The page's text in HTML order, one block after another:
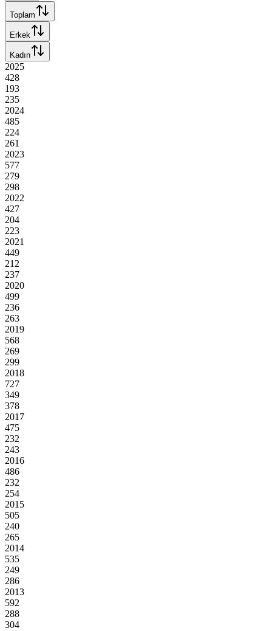
Toplam
Erkek
Kadın
2025
428
193
235
2024
485
224
261
2023
577
279
298
2022
427
204
223
2021
449
212
237
2020
499
236
263
2019
568
269
299
2018
727
349
378
2017
475
232
243
2016
486
232
254
2015
505
240
265
2014
535
249
286
2013
592
288
304